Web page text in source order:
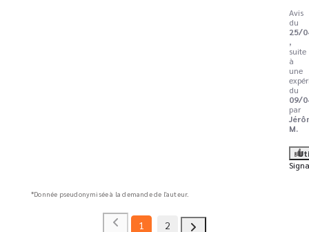
Avis
du
25/
,
suite
à
une
du
09/
par
M.
*Donnée pseudonymisée à la demande de l'auteur.
1 2